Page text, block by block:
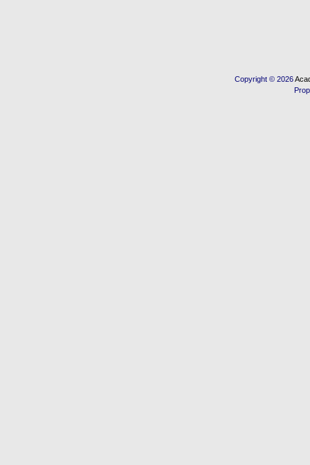
Copyright © 2026